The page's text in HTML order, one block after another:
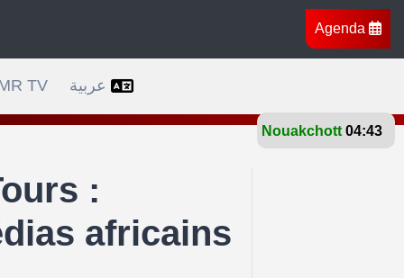
Agenda
Bruxelles
Nouakchott 26°
TV
:
africains